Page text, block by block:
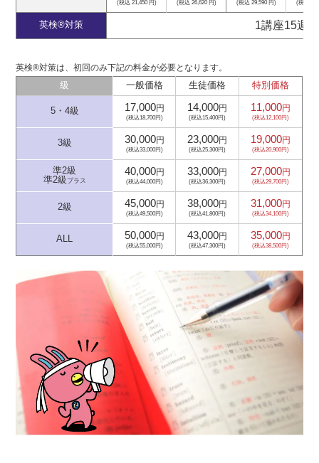
(税込 21,450 円) (税込 26,620 円) (税込 29,590 円) (税込
英検®対策 1講座15週
英検®対策は、初回のみ下記の料金が必要となります。
級 一般価格 生徒価格 特別価格
5・4級 17,000円
(税込18,700円)
14,000円
(税込15,400円)
11,000円
(税込12,100円)
3級 30,000円
(税込33,000円)
23,000円
(税込25,300円)
19,000円
(税込20,900円)
準2級
準2級 プラス
40,000円
(税込44,000円)
33,000円
(税込36,300円)
27,000円
(税込29,700円)
2級 45,000円
(税込49,500円)
38,000円
(税込41,800円)
31,000円
(税込34,100円)
ALL 50,000円
(税込55,000円)
43,000円
(税込47,300円)
35,000円
(税込38,500円)